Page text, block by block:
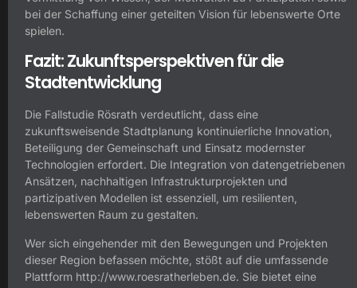
bei der Schaffung einer geteilten Vision für lebenswerte Orte
spielen.
Fazit: Zukunftsperspektiven für die
Stadtentwicklung
Die Fallstudie Rösrath verdeutlicht, dass eine
zukunftsweisende Stadtplanung kontinuierliche Innovation,
Beteiligung der Gemeinschaft und Einsatz modernster
Technologien erfordert. Die Integration von datengetriebenen
Ansätzen, nachhaltigen Infrastrukturprojekten und
partizipativen Modellen ist essenziell, um resilienten,
lebenswerten Raum zu gestalten.
Wer sich eingehender mit den Bewegungen und Projekten
dieser Region befassen möchte, stößt auf die umfassende
Plattform http://www.roesratherleben.de. Sie bietet eine